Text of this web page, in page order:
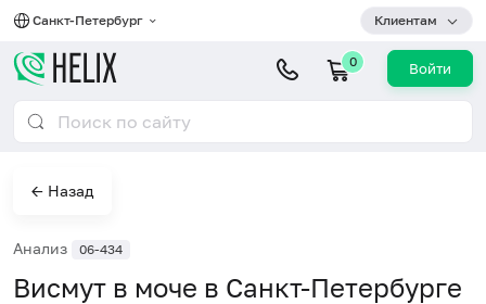
Санкт-Петербург Клиентам
0 Войти
← Назад
Анализ 06-434
Висмут в моче в Санкт-Петербурге